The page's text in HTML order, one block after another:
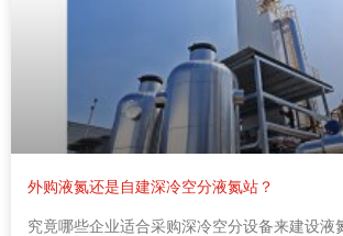
外购液氮还是自建深冷空分液氮站？
究竟哪些企业适合采购深冷空分设备来建设液